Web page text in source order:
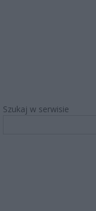
Szukaj w serwisie